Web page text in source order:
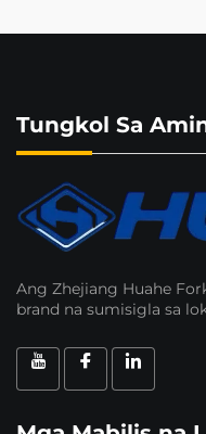
Tungkol Sa
Ang Zhejiang Huahe
brand na sumisigla sa